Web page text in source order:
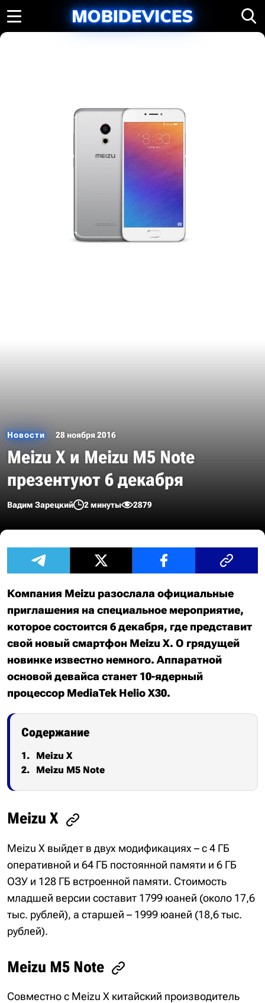
Новости 28 ноября 2016
Meizu X и Meizu M5 Note
презентуют 6 декабря
Вадим Зарецкий 2 минуты 2879
Компания Meizu разослала официальные
приглашения на специальное мероприятие,
которое состоится 6 декабря, где представит
свой новый смартфон Meizu X. О грядущей
новинке известно немного. Аппаратной
основой девайса станет 10-ядерный
процессор MediaTek Helio X30.
Содержание
Meizu X
Meizu M5 Note
Meizu X
Meizu X выйдет в двух модификациях – с 4 ГБ
оперативной и 64 ГБ постоянной памяти и 6 ГБ
ОЗУ и 128 ГБ встроенной памяти. Стоимость
младшей версии составит 1799 юаней (около 17,6
тыс. рублей), а старшей – 1999 юаней (18,6 тыс.
рублей).
Meizu M5 Note
Совместно с Meizu X китайский производитель